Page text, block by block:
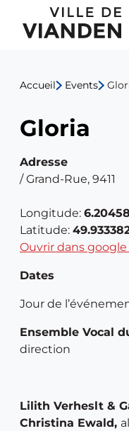
Gloria
Menu
principal
Accueil Events
Gloria
Adresse
/ Grand-Rue, 9411
Longitude:
Latitude:
Ouvrir dans
Dates
Jour de
Ensemble Vocal
direction
Lilith Verheslt &
Christina Ewald,